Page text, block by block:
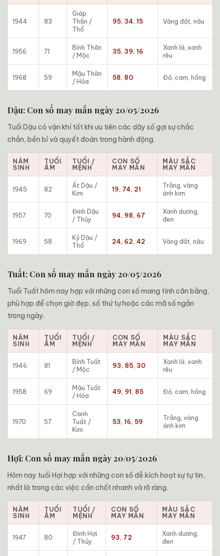
1944 83
Giáp
Thân /
Thổ
95, 34, 15 Vàng đất, nâu
1956 71
Bính Thân
/ Mộc
35, 39, 16
Xanh lá, xanh
rêu
1968 59
Mậu Thân
/ Hỏa
58, 80 Đỏ, cam, hồng
Dậu: Con số may mắn ngày 20/05/2026
Tuổi Dậu có vận khí tốt khi ưu tiên các dãy số gợi sự chắc
chắn, bền bỉ và quyết đoán trong hành động.
NĂM
SINH
TUỔI
ÂM
TUỔI /
MỆNH
CON SỐ
MAY MẮN
MÀU SẮC
MAY MẮN
1945 82
Ất Dậu /
Kim
19, 74, 21
Trắng, vàng
ánh kim
1957 70
Đinh Dậu
/ Thủy
94, 98, 67
Xanh dương,
đen
1969 58
Kỷ Dậu /
Thổ
24, 62, 42 Vàng đất, nâu
Tuất: Con số may mắn ngày 20/05/2026
Tuổi Tuất hôm nay hợp với những con số mang tính cân bằng,
phù hợp để chọn giờ đẹp, số thứ tự hoặc các mã số ngắn
trong ngày.
NĂM
SINH
TUỔI
ÂM
TUỔI /
MỆNH
CON SỐ
MAY MẮN
MÀU SẮC
MAY MẮN
1946 81
Bính Tuất
/ Mộc
93, 85, 30
Xanh lá, xanh
rêu
1958 69
Mậu Tuất
/ Hỏa
49, 91, 85 Đỏ, cam, hồng
1970 57
Canh
Tuất /
Kim
53, 16, 59
Trắng, vàng
ánh kim
Hợi: Con số may mắn ngày 20/05/2026
Hôm nay tuổi Hợi hợp với những con số dễ kích hoạt sự tự tin,
nhất là trong các việc cần chốt nhanh và rõ ràng.
NĂM
SINH
TUỔI
ÂM
TUỔI /
MỆNH
CON SỐ
MAY MẮN
MÀU SẮC
MAY MẮN
1947 80
Đinh Hợi
/ Thủy
93, 72
Xanh dương,
đen